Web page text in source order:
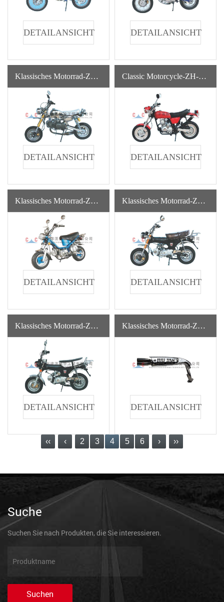
DETAILANSICHT DETAILANSICHT
Klassisches Motorrad-ZH-SRG
DETAILANSICHT
Classic Motorcycle-ZH-B50 Factory Benzinmotor Import Motorräder Aus China Für Erwachsene
DETAILANSICHT
Klassisches Motorrad-ZH-D50 Benzin Klassische Automatische Motorräder Mit Gasantrieb Zu Verkaufen
DETAILANSICHT
Klassisches Motorrad-ZH-CJL125-1 Weit Verbreitetes Neues Gasbetriebenes Benzinmotorrad Mit Hoher Qualität
DETAILANSICHT
Klassisches Motorrad-ZH-CJL50, CJL125
DETAILANSICHT
Klassisches Motorrad-ZH-C125 ZH-C110
DETAILANSICHT
‹‹ ‹ 2 3 4 5 6 › ››
Suche
Suchen Sie nach Produkten, die Sie interessieren.